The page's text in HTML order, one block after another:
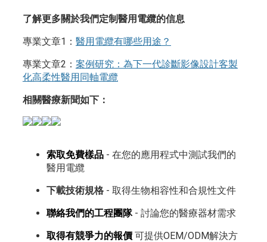
了解更多關於我們定制醫用電纜的信息
專業文章1： 醫用電纜有哪些用途？
專業文章2： 案例研究：為下一代診斷影像設計客製
化高柔性醫用同軸電纜
相關醫療新聞如下：
索取免費樣品- 在您的應用程式中測試我們的
醫用電纜
下載技術規格- 取得生物相容性和合規性文件
聯絡我們的工程團隊- 討論您的醫療器材需求
取得有競爭力的報價可提供OEM/ODM解決方